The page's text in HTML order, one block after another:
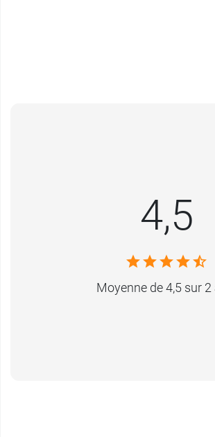
4,5
Moyenne de 4,5 sur 2